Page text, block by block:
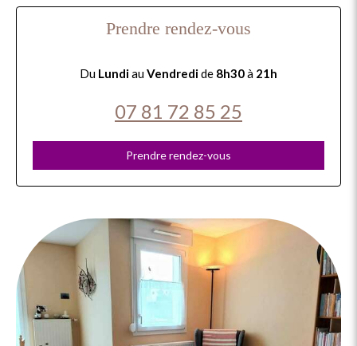
Prendre rendez-vous
Du LundiauVendredide 8h30à 21h
07 81 72 85 25
Prendre rendez-vous